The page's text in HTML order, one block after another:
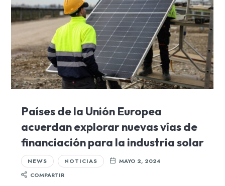
Países de la Unión Europea
acuerdan explorar nuevas vías de
financiación para la industria solar
NEWS NOTICIAS
MAYO 2, 2024
COMPARTIR